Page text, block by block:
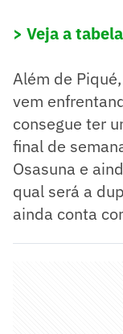
> Veja a
Além de
vem
consegue ter
final de
Osasuna e
qual será a
ainda conta